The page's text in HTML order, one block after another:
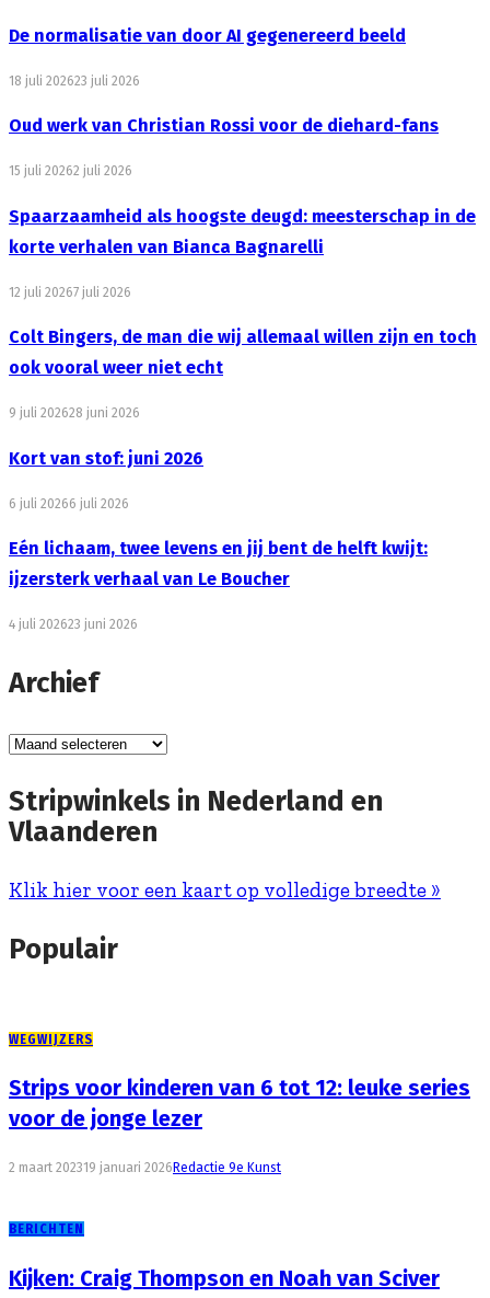
De normalisatie van door AI gegenereerd beeld
18 juli 202623 juli 2026
Oud werk van Christian Rossi voor de diehard-fans
15 juli 20262 juli 2026
Spaarzaamheid als hoogste deugd: meesterschap in de
korte verhalen van Bianca Bagnarelli
12 juli 20267 juli 2026
Colt Bingers, de man die wij allemaal willen zijn en toch
ook vooral weer niet echt
9 juli 202628 juni 2026
Kort van stof: juni 2026
6 juli 20266 juli 2026
Eén lichaam, twee levens en jij bent de helft kwijt:
ijzersterk verhaal van Le Boucher
4 juli 202623 juni 2026
Archief
Archief
Stripwinkels in Nederland en
Vlaanderen
Klik hier voor een kaart op volledige breedte »
Populair
WEGWIJZERS
Strips voor kinderen van 6 tot 12: leuke series
voor de jonge lezer
2 maart 202319 januari 2026 Redactie 9e Kunst
BERICHTEN
Kijken: Craig Thompson en Noah van Sciver